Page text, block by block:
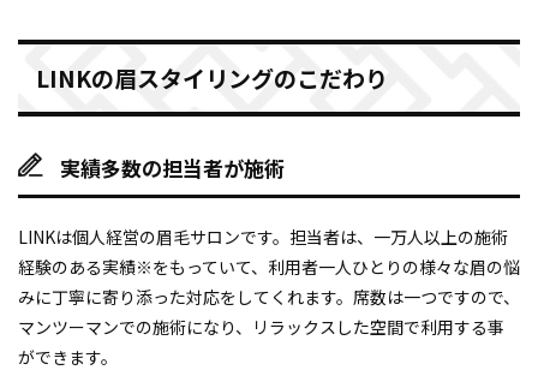
LINKの眉スタイリングのこだわり
実績多数の担当者が施術
LINKは個人経営の眉毛サロンです。担当者は、一万人以上の施術
経験のある実績※をもっていて、利用者一人ひとりの様々な眉の悩
みに丁寧に寄り添った対応をしてくれます。席数は一つですので、
マンツーマンでの施術になり、リラックスした空間で利用する事
ができます。